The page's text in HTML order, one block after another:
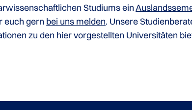
Studiums ein
euch gern bei uns melden. Unsere
zu den hier vorgestellten Universitäten